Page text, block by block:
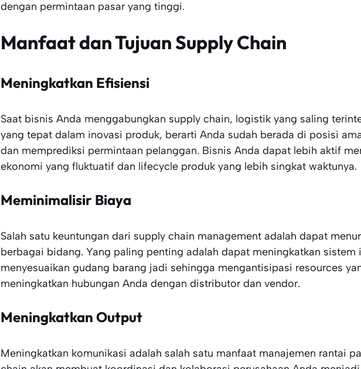
dengan permintaan pasar yang tinggi.
Manfaat dan Tujuan Supply Chain
Meningkatkan Efisiensi
Saat bisnis Anda menggabungkan supply chain, logistik yang saling
yang tepat dalam inovasi produk, berarti Anda sudah berada di posisi
dan memprediksi permintaan pelanggan. Bisnis Anda dapat lebih aktif
ekonomi yang fluktuatif dan lifecycle produk yang lebih singkat waktunya.
Meminimalisir Biaya
Salah satu keuntungan dari supply chain management adalah dapat
berbagai bidang. Yang paling penting adalah dapat meningkatkan sistem
menyesuaikan gudang barang jadi sehingga mengantisipasi resources
meningkatkan hubungan Anda dengan distributor dan vendor.
Meningkatkan Output
Meningkatkan komunikasi adalah salah satu manfaat manajemen rantai